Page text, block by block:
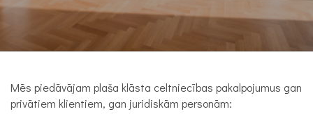
Mēs piedāvājam plaša klāsta celtniecības pakalpojumus gan
privātiem klientiem, gan juridiskām personām: